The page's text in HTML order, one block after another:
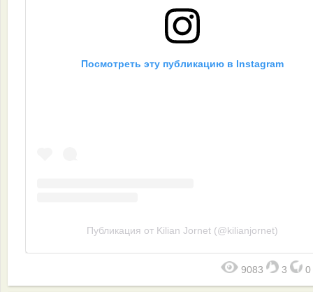
Посмотреть эту публикацию в Instagram
Публикация от Kilian Jornet (@kilianjornet)
9083 3 0